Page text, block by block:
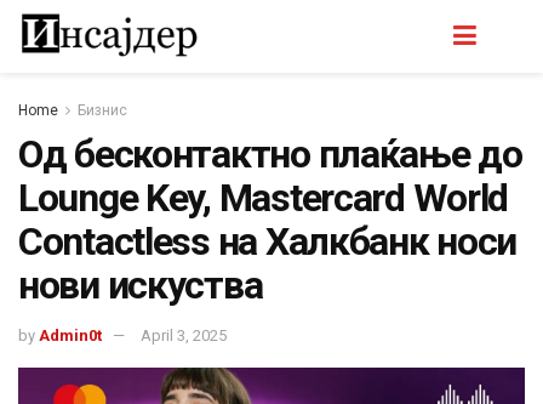
Home Бизнис
Од бесконтактно плаќање до
Lounge Key, Mastercard World
Contactless на Халкбанк носи
нови искуства
by Admin0t April 3, 2025